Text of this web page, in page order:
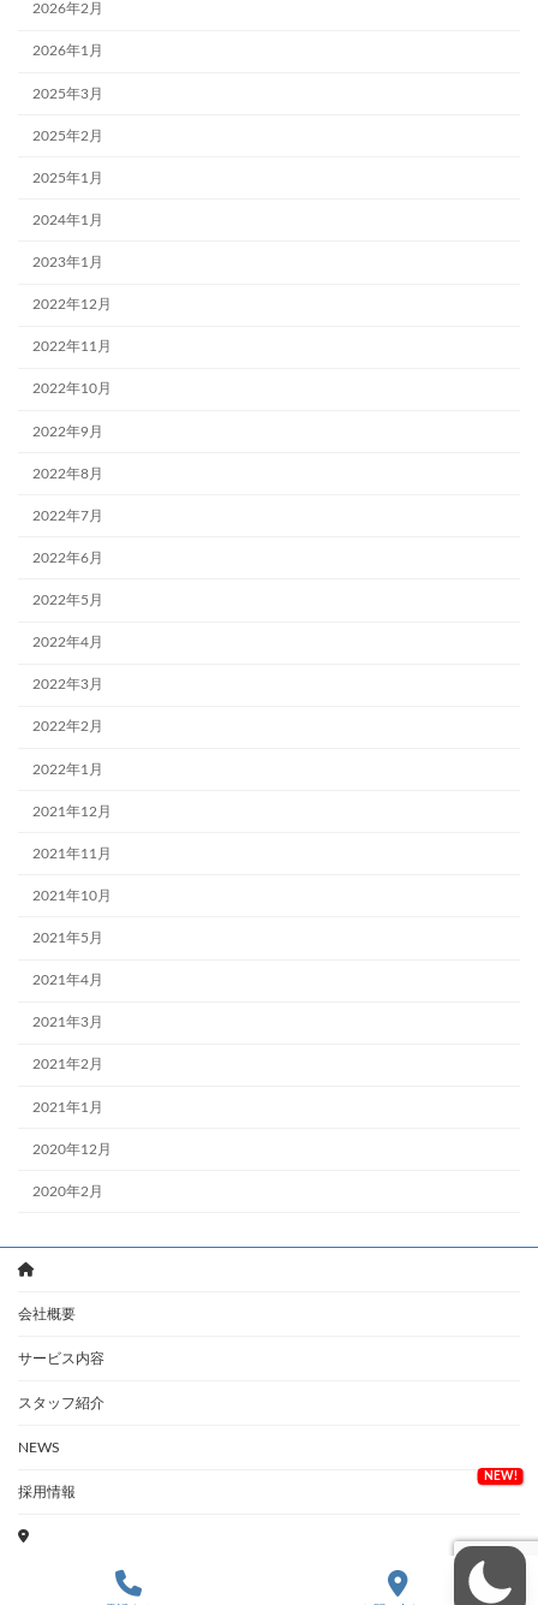
2026年2月
2026年1月
2025年3月
2025年2月
2025年1月
2024年1月
2023年1月
2022年12月
2022年11月
2022年10月
2022年9月
2022年8月
2022年7月
2022年6月
2022年5月
2022年4月
2022年3月
2022年2月
2022年1月
2021年12月
2021年11月
2021年10月
2021年5月
2021年4月
2021年3月
2021年2月
2021年1月
2020年12月
2020年2月
会社概要
サービス内容
スタッフ紹介
NEWS
採用情報
© 2026 Katsuya Iwatsubo. All rights reserved. / Handcrafted by Katsuya Iwatsubo